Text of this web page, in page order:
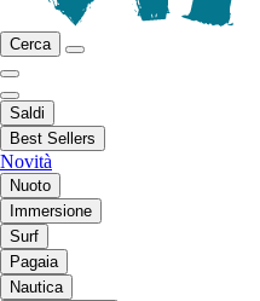
Cerca
Saldi
Best Sellers
Novità
Nuoto
Immersione
Surf
Pagaia
Nautica